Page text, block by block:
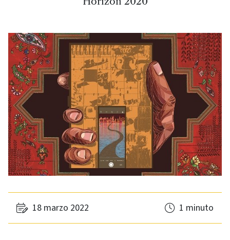
18 marzo 2022 1 minuto